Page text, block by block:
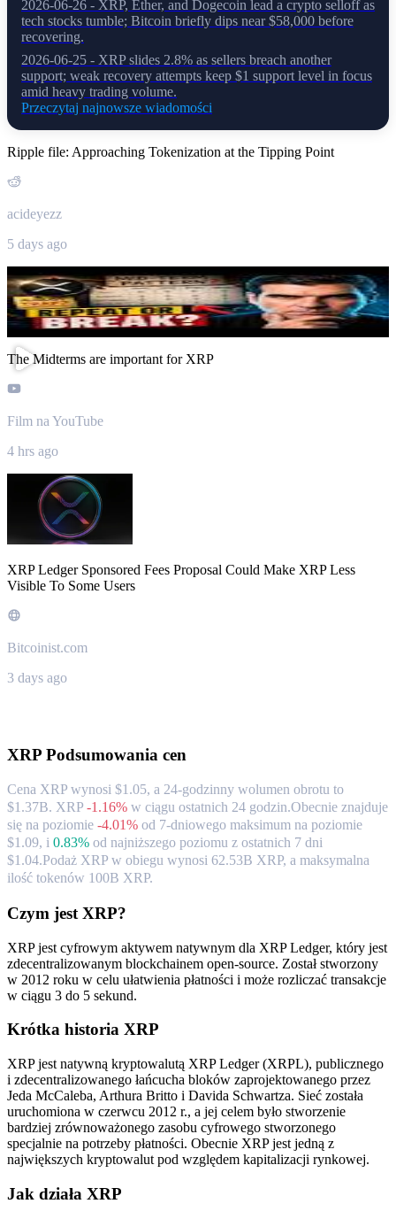
2026-06-26 - XRP, Ether, and Dogecoin lead a crypto selloff as
tech stocks tumble; Bitcoin briefly dips near $58,000 before
recovering.
2026-06-25 - XRP slides 2.8% as sellers breach another
support; weak recovery attempts keep $1 support level in focus
amid heavy trading volume.
Przeczytaj najnowsze wiadomości
Ripple file: Approaching Tokenization at the Tipping Point
acideyezz
5 days ago
The Midterms are important for XRP
Film na YouTube
4 hrs ago
XRP Ledger Sponsored Fees Proposal Could Make XRP Less
Visible To Some Users
Bitcoinist.com
3 days ago
XRP Podsumowania cen
Cena XRP wynosi $1.05, a 24-godzinny wolumen obrotu to
$1.37B. XRP -1.16% w ciągu ostatnich 24 godzin.Obecnie znajduje
się na poziomie -4.01% od 7-dniowego maksimum na poziomie
$1.09, i 0.83% od najniższego poziomu z ostatnich 7 dni
$1.04.Podaż XRP w obiegu wynosi 62.53B XRP, a maksymalna
ilość tokenów 100B XRP.
Czym jest XRP?
XRP jest cyfrowym aktywem natywnym dla XRP Ledger, który jest
zdecentralizowanym blockchainem open-source. Został stworzony
w 2012 roku w celu ułatwienia płatności i może rozliczać transakcje
w ciągu 3 do 5 sekund.
Krótka historia XRP
XRP jest natywną kryptowalutą XRP Ledger (XRPL), publicznego
i zdecentralizowanego łańcucha bloków zaprojektowanego przez
Jeda McCaleba, Arthura Britto i Davida Schwartza. Sieć została
uruchomiona w czerwcu 2012 r., a jej celem było stworzenie
bardziej zrównoważonego zasobu cyfrowego stworzonego
specjalnie na potrzeby płatności. Obecnie XRP jest jedną z
największych kryptowalut pod względem kapitalizacji rynkowej.
Jak działa XRP